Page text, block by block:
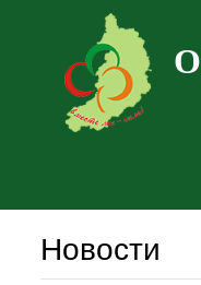
Новости